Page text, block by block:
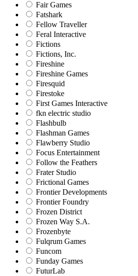
Fair Games
Fatshark
Fellow Traveller
Feral Interactive
Fictions
Fictions, Inc.
Fireshine
Fireshine Games
Firesquid
Firestoke
First Games Interactive
fkn electric studio
Flashbulb
Flashman Games
Flawberry Studio
Focus Entertainment
Follow the Feathers
Frater Studio
Frictional Games
Frontier Developments
Frontier Foundry
Frozen District
Frozen Way S.A.
Frozenbyte
Fulqrum Games
Funcom
Funday Games
FuturLab